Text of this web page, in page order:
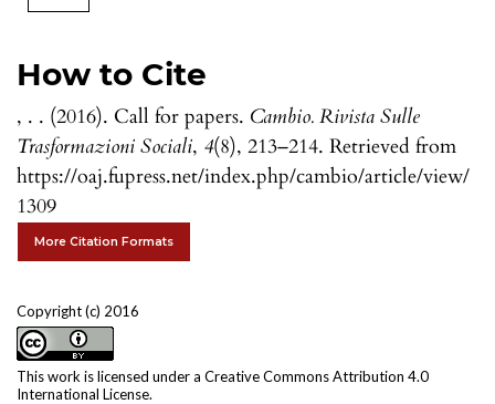
How to Cite
, . . (2016). Call for papers. Cambio. Rivista Sulle
Trasformazioni Sociali, 4(8), 213–214. Retrieved from
https://oaj.fupress.net/index.php/cambio/article/view/
1309
More Citation Formats
Copyright (c) 2016
This work is licensed under a Creative Commons Attribution 4.0
International License.